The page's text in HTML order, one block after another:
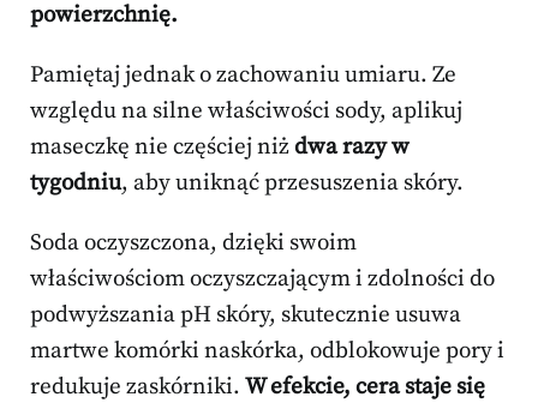
powierzchnię.
Pamiętaj jednak o zachowaniu umiaru. Ze
względu na silne właściwości sody, aplikuj
maseczkę nie częściej niżdwa razy w
tygodniu, aby uniknąć przesuszenia skóry.
Soda oczyszczona, dzięki swoim
właściwościom oczyszczającym i zdolności do
podwyższania pH skóry, skutecznie usuwa
martwe komórki naskórka, odblokowuje pory i
redukuje zaskórniki. W efekcie, cera staje się